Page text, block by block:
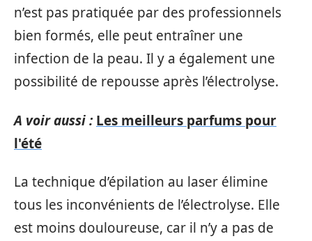
n’est pas pratiquée par des professionnels
bien formés, elle peut entraîner une
infection de la peau. Il y a également une
possibilité de repousse après l’électrolyse.
A voir aussi : Les meilleurs parfums pour
l'été
La technique d’épilation au laser élimine
tous les inconvénients de l’électrolyse. Elle
est moins douloureuse, car il n’y a pas de